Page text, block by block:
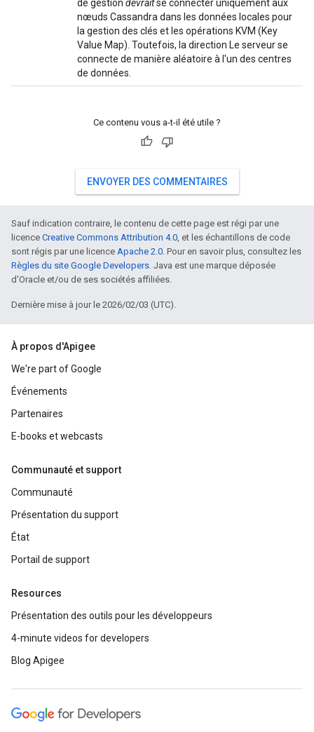
de gestion devraitse connecter uniquement aux
nœuds Cassandra dans les données locales pour
la gestion des clés et les opérations KVM (Key
Value Map). Toutefois, la direction Le serveur se
connecte de manière aléatoire à l'un des centres
de données.
Ce contenu vous a-t-il été utile ?
ENVOYER DES COMMENTAIRES
Sauf indication contraire, le contenu de cette page est régi par une
licence Creative Commons Attribution 4.0, et les échantillons de code
sont régis par une licence Apache 2.0. Pour en savoir plus, consultez les
Règles du site Google Developers. Java est une marque déposée
d'Oracle et/ou de ses sociétés affiliées.
Dernière mise à jour le 2026/02/03 (UTC).
À propos d'Apigee
We're part of Google
Événements
Partenaires
E-books et webcasts
Communauté et support
Communauté
Présentation du support
État
Portail de support
Resources
Présentation des outils pour les développeurs
4-minute videos for developers
Blog Apigee